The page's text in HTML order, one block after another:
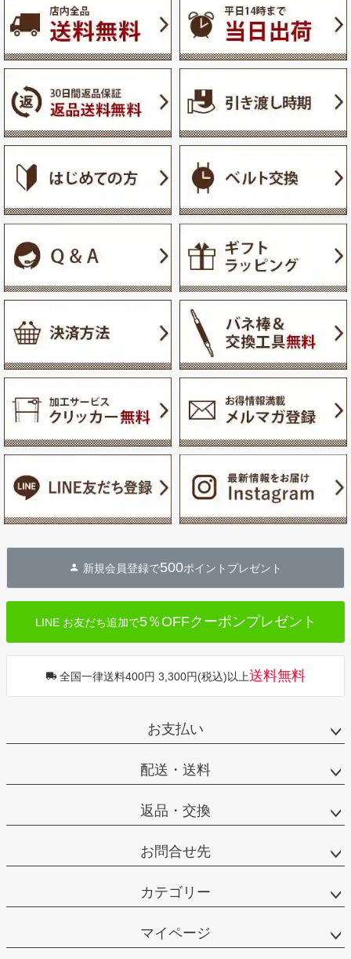
ップ
新規会員登録で500ポイントプレゼント
LINE お友だち追加で5％OFFクーポンプレゼント
全国一律送料400円 3,300円(税込)以上送料無料
お支払い
配送・送料
返品・交換
お問合せ先
カテゴリー
マイページ